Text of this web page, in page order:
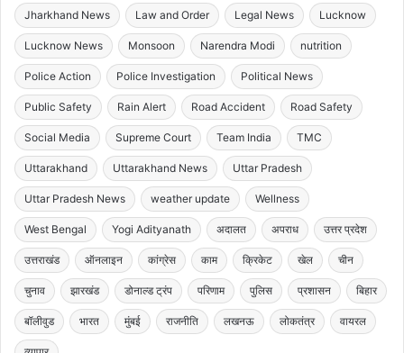
Jharkhand News Law and Order Legal News Lucknow
Lucknow News Monsoon Narendra Modi nutrition
Police Action Police Investigation Political News
Public Safety Rain Alert Road Accident Road Safety
Social Media Supreme Court Team India TMC
Uttarakhand Uttarakhand News Uttar Pradesh
Uttar Pradesh News weather update Wellness
West Bengal Yogi Adityanath अदालत अपराध उत्तर प्रदेश
उत्तराखंड ऑनलाइन कांग्रेस काम क्रिकेट खेल चीन
चुनाव झारखंड डोनाल्ड ट्रंप परिणाम पुलिस प्रशासन बिहार
बॉलीवुड भारत मुंबई राजनीति लखनऊ लोकतंत्र वायरल